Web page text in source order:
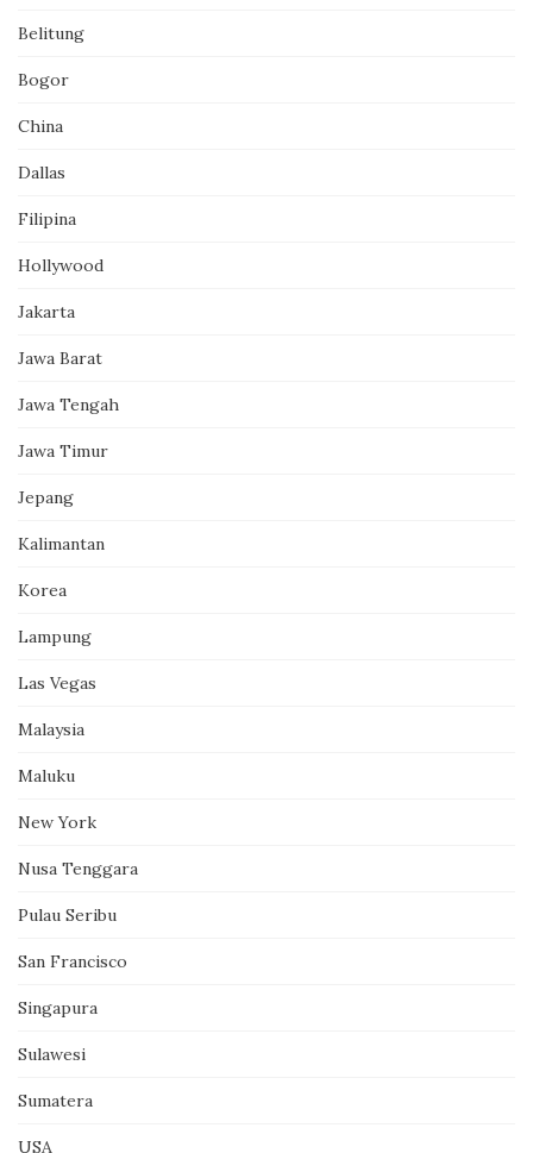
Belitung
Bogor
China
Dallas
Filipina
Hollywood
Jakarta
Jawa Barat
Jawa Tengah
Jawa Timur
Jepang
Kalimantan
Korea
Lampung
Las Vegas
Malaysia
Maluku
New York
Nusa Tenggara
Pulau Seribu
San Francisco
Singapura
Sulawesi
Sumatera
USA